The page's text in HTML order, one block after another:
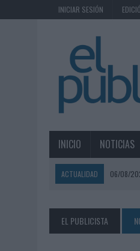
INICIAR SESIÓN
INICIO NOTICIAS
ACTUALIDAD 06/08/
LA
06/08/2026 | EL USO DE
EL PUBLICISTA